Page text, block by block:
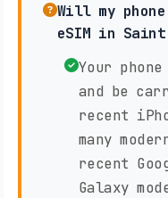
Will my
eSIM in Saint
Your
and be
recent
many
recent
Galaxy